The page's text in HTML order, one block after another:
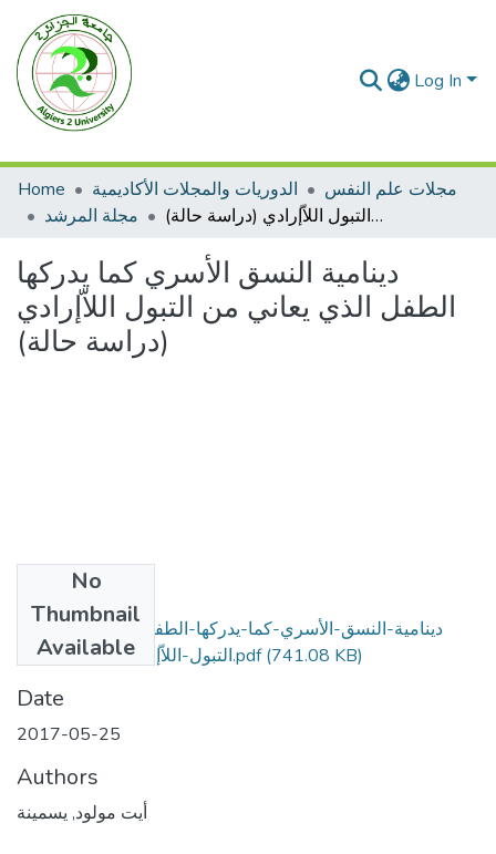
Log In
Home الدوريات والمجلات الأكاديمية
مجلات علم النفس
مجلة المرشد
دينامية النسق الأسري كما يدركها الطفل الذي يعاني من التبول اللاّإرادي (دراسة حالة)
دينامية النسق الأسري كما يدركها
الطفل الذي يعاني من التبول اللاّإرادي
(دراسة حالة)
No
Thumbnail
Available
دينامية-النسق-الأسري-كما-يدركها-الطفل-الذي-يعاني-من-
التبول-اللاّإرادي-(دراسة-حالة).pdf(741.08 KB)
Date
2017-05-25
Authors
أيت مولود, يسمينة